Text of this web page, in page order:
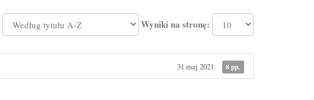
Wyniki na stronę:
31 maj 2021 8 pp.